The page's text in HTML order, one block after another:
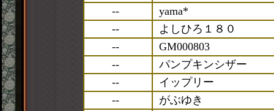
--
yama*
--
よしひろ１８０
--
GM000803
--
パンプキンシザー
--
イップリー
--
がぶゆき